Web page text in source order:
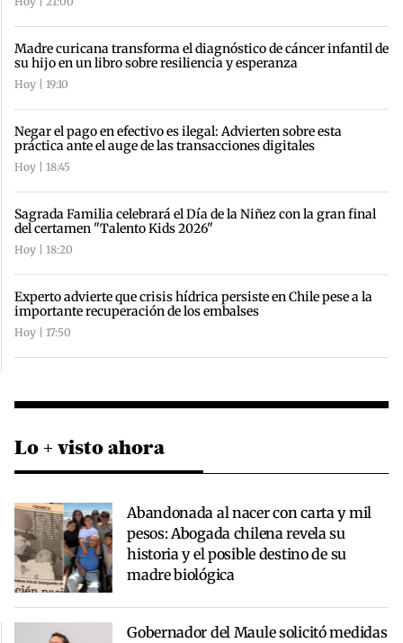
Madre curicana transforma el diagnóstico de cáncer infantil de
su hijo en un libro sobre resiliencia y esperanza
Hoy | 19:10
Negar el pago en efectivo es ilegal: Advierten sobre esta
práctica ante el auge de las transacciones digitales
Hoy | 18:45
Sagrada Familia celebrará el Día de la Niñez con la gran final
del certamen "Talento Kids 2026"
Hoy | 18:20
Experto advierte que crisis hídrica persiste en Chile pese a la
importante recuperación de los embalses
Hoy | 17:50
Lo + visto ahora
Abandonada al nacer con carta y mil
pesos: Abogada chilena revela su
historia y el posible destino de su
madre biológica
Gobernador del Maule solicitó medidas